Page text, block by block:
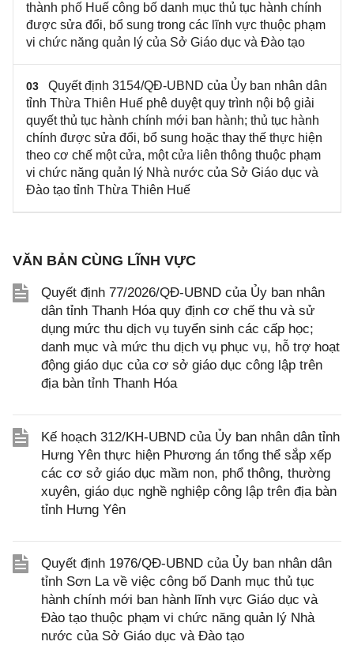
thành phố Huế công bố danh mục thủ tục hành chính
được sửa đổi, bổ sung trong các lĩnh vực thuộc phạm
vi chức năng quản lý của Sở Giáo dục và Đào tạo
03
Quyết định 3154/QĐ-UBND của Ủy ban nhân dân
tỉnh Thừa Thiên Huế phê duyệt quy trình nội bộ giải
quyết thủ tục hành chính mới ban hành; thủ tục hành
chính được sửa đổi, bổ sung hoặc thay thế thực hiện
theo cơ chế một cửa, một cửa liên thông thuộc phạm
vi chức năng quản lý Nhà nước của Sở Giáo dục và
Đào tạo tỉnh Thừa Thiên Huế
VĂN BẢN CÙNG LĨNH VỰC
Quyết định 77/2026/QĐ-UBND của Ủy ban nhân
dân tỉnh Thanh Hóa quy định cơ chế thu và sử
dụng mức thu dịch vụ tuyển sinh các cấp học;
danh mục và mức thu dịch vụ phục vụ, hỗ trợ hoạt
động giáo dục của cơ sở giáo dục công lập trên
địa bàn tỉnh Thanh Hóa
Kế hoạch 312/KH-UBND của Ủy ban nhân dân tỉnh
Hưng Yên thực hiện Phương án tổng thể sắp xếp
các cơ sở giáo dục mầm non, phổ thông, thường
xuyên, giáo dục nghề nghiệp công lập trên địa bàn
tỉnh Hưng Yên
Quyết định 1976/QĐ-UBND của Ủy ban nhân dân
tỉnh Sơn La về việc công bố Danh mục thủ tục
hành chính mới ban hành lĩnh vực Giáo dục và
Đào tạo thuộc phạm vi chức năng quản lý Nhà
nước của Sở Giáo dục và Đào tạo